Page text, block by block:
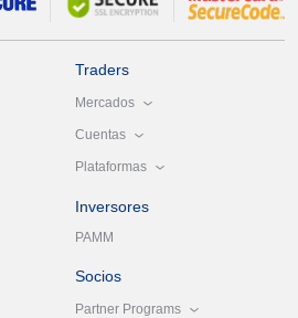
Traders
Mercados
Cuentas
Plataformas
Inversores
PAMM
Socios
Partner Programs